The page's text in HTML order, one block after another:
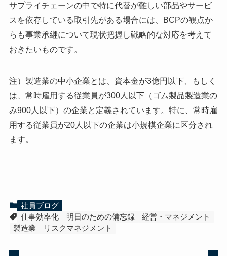
サプライチェーンの中で特に代替が難しい部品やサービ
スを依存している取引先がある場合には、BCPの観点か
らも事業承継について現状把握し戦略的な対応を考えて
おきたいものです。
注）製造業の中小企業とは、資本金が3億円以下、もしく
は、常時雇用する従業員が300人以下（ゴム製品製造業の
み900人以下）の企業と定義されています。特に、常時雇
用する従業員が20人以下の企業は小規模企業に区分され
ます。
社員ブログ
仕事効率化
明日のための備忘録
経営・マネジメント
製造業
リスクマネジメント